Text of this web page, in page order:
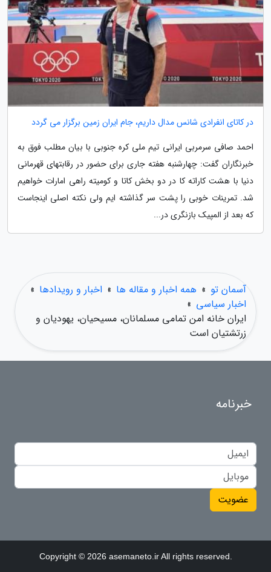
در کاتای انفرادی شانس مدال داریم، جام‬ ایران زمین برگزار می گردد
احمد صافی سرمربی ایرانی تیم ملی کره جنوبی با بیان مطلب فوق به
خبرنگاران گفت: چهارشنبه هفته جاری برای حضور در رقابتهای قهرمانی
دنیا با هشت کاراته کا در دو بخش کاتا و کومیته راهی امارات خواهیم
شد. تمرینات خوبی را پشت سر گذاشته ایم ولی نکته اصلی اینجاست
که بعد از المپیک بازنگری در...
آسمان تو » همه اخبار و مقاله ها » اخبار و رویدادها »
اخبار سیاسی »
ایران خانه امن تمامی مسلمانان، مسیحیان، یهودیان و
زرتشتیان است
خبرنامه
عضویت
Copyright © 2026 asemaneto.ir All rights reserved.